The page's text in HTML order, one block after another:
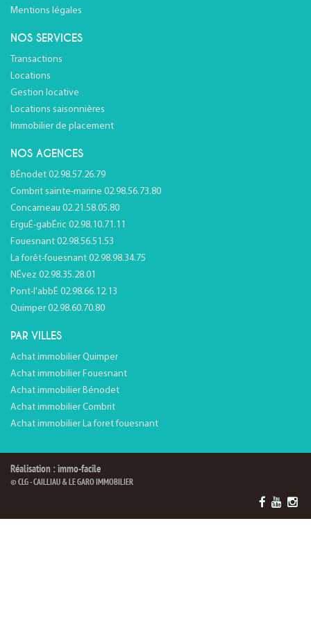
Mentions légales
NOS SERVICES
Transactions
Locations
Gestion locative
Locations saisonnières
Immobilier de placement
NOS AGENCES
BÉnodet 02.98.57.26.79
Combrit sainte-marine 02.98.56.73.80
Concarneau 02.21.58.05.80
ErguÉ-gabÉric 02.98.10.71.11
Fouesnant 02.98.56.51.53
La forêt-fouesnant 02.98.98.34.75
NÉvez 02.98.35.28.01
Pont-l'abbÉ 02.98.66.12.13
Quimper 02.98.60.70.80
PAR VILLES
Achat immobilier Quimper
Achat immobilier Fouesnant
Achat immobilier Bénodet
Achat immobilier Combrit
Achat immobilier La foret fouesnant
Réalisation : immo-facile
© CLG - CAILLIAU & LE GARO IMMOBILIER